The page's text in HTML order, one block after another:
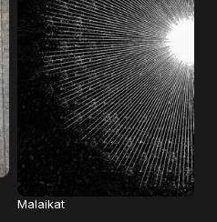
Malaikat